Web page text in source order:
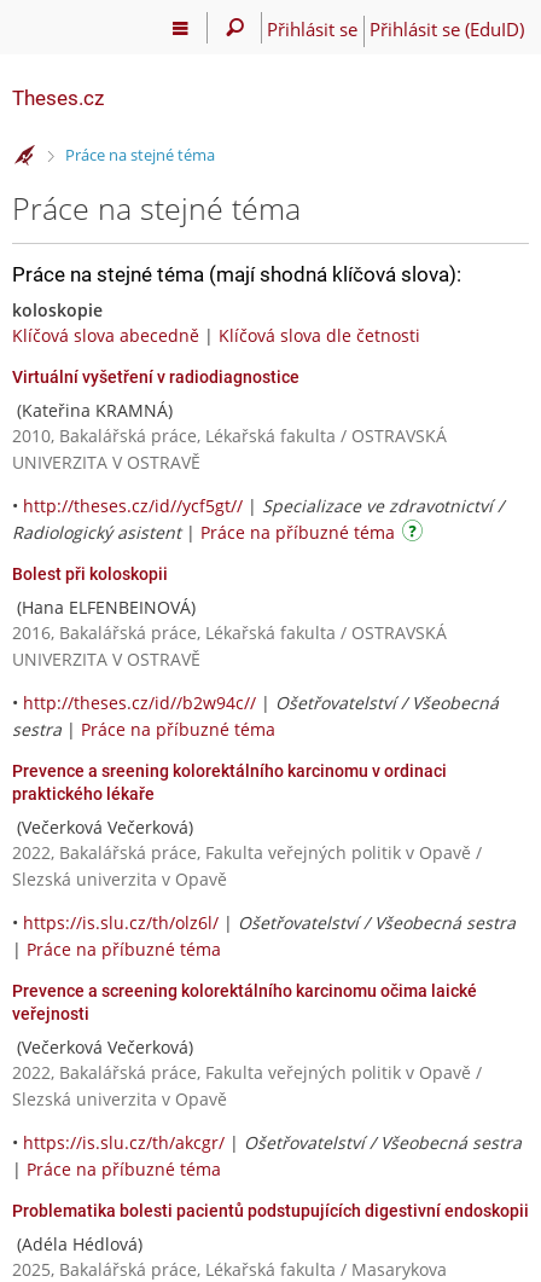
Přihlásit se Přihlásit se (EduID)
Theses.cz
>Práce na stejné téma
Práce na stejné téma
Práce na stejné téma (mají shodná klíčová slova):
koloskopie
Klíčová slova abecedně | Klíčová slova dle četnosti
Virtuální vyšetření v radiodiagnostice
(Kateřina KRAMNÁ)
2010, Bakalářská práce, Lékařská fakulta / OSTRAVSKÁ
UNIVERZITA V OSTRAVĚ
• http://theses.cz/id//ycf5gt// | Specializace ve zdravotnictví /
Radiologický asistent| Práce na příbuzné téma
Bolest při koloskopii
(Hana ELFENBEINOVÁ)
2016, Bakalářská práce, Lékařská fakulta / OSTRAVSKÁ
UNIVERZITA V OSTRAVĚ
• http://theses.cz/id//b2w94c// | Ošetřovatelství / Všeobecná
sestra | Práce na příbuzné téma
Prevence a sreening kolorektálního karcinomu v ordinaci
praktického lékaře
(Večerková Večerková)
2022, Bakalářská práce, Fakulta veřejných politik v Opavě /
Slezská univerzita v Opavě
• https://is.slu.cz/th/olz6l/ | Ošetřovatelství / Všeobecná sestra
| Práce na příbuzné téma
Prevence a screening kolorektálního karcinomu očima laické
veřejnosti
(Večerková Večerková)
2022, Bakalářská práce, Fakulta veřejných politik v Opavě /
Slezská univerzita v Opavě
• https://is.slu.cz/th/akcgr/ | Ošetřovatelství / Všeobecná sestra
| Práce na příbuzné téma
Problematika bolesti pacientů podstupujících digestivní endoskopii
(Adéla Hédlová)
2025, Bakalářská práce, Lékařská fakulta / Masarykova